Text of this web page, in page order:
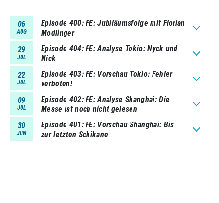
06
AUG
Episode 400 FE: Jubiläumsfolge mit Florian
Modlinger
29
JUL
Episode 404 FE: Analyse Tokio: Nyck und
Nick
22
JUL
Episode 403 FE: Vorschau Tokio: Fehler
verboten!
09
JUL
Episode 402 FE: Analyse Shanghai: Die
Messe ist noch nicht gelesen
30
JUN
Episode 401 FE: Vorschau Shanghai: Bis
zur letzten Schikane